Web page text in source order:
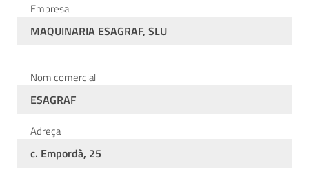
Empresa
MAQUINARIA ESAGRAF, SLU
Nom comercial
ESAGRAF
Adreça
c. Empordà, 25